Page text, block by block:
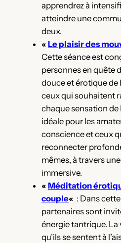
apprendrez à
atteindre une
deux.
« Le plaisir des
Cette séance est
personnes en quête
douce et érotique de
ceux qui souhaitent
chaque sensation de
idéale pour les
conscience et ceux
reconnecter
mêmes, à travers
immersive.
« Méditation
couple« : Dans
partenaires sont
énergie tantrique. La
qu’ils se sentent à